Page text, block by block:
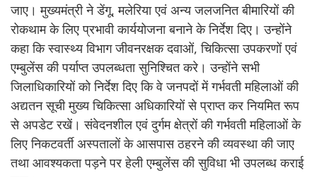
जाए। मुख्यमंत्री ने डेंगू, मलेरिया एवं अन्य जलजनित बीमारियों की
रोकथाम के लिए प्रभावी कार्ययोजना बनाने के निर्देश दिए। उन्होंने
कहा कि स्वास्थ्य विभाग जीवनरक्षक दवाओं, चिकित्सा उपकरणों एवं
एम्बुलेंस की पर्याप्त उपलब्धता सुनिश्चित करे। उन्होंने सभी
जिलाधिकारियों को निर्देश दिए कि वे जनपदों में गर्भवती महिलाओं की
अद्यतन सूची मुख्य चिकित्सा अधिकारियों से प्राप्त कर नियमित रूप
से अपडेट रखें। संवेदनशील एवं दुर्गम क्षेत्रों की गर्भवती महिलाओं के
लिए निकटवर्ती अस्पतालों के आसपास ठहरने की व्यवस्था की जाए
तथा आवश्यकता पड़ने पर हेली एम्बुलेंस की सुविधा भी उपलब्ध कराई